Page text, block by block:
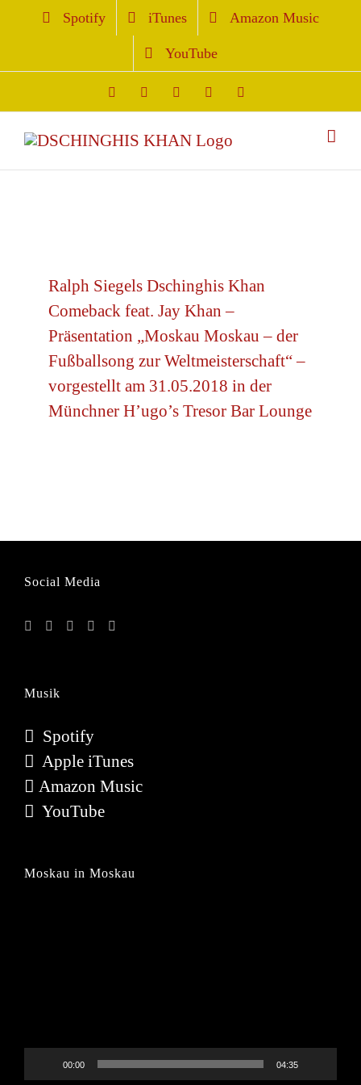
Spotify iTunes Amazon Music
YouTube
FacebookInstagramYouTube
Ralph Siegels Dschinghis Khan
Comeback feat. Jay Khan –
Präsentation „Moskau Moskau – der
Fußballsong zur Weltmeisterschaft“ –
vorgestellt am 31.05.2018 in der
Münchner H’ugo’s Tresor Bar Lounge
Social Media
Musik
Spotify
Apple iTunes
Amazon Music
YouTube
Moskau in Moskau
00:00 04:35